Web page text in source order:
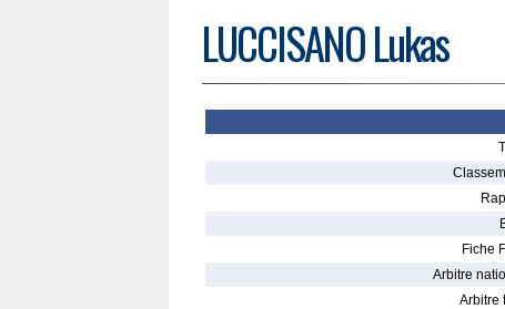
LUCCISANO Lukas
Fiche
Arbitre
Arbitre